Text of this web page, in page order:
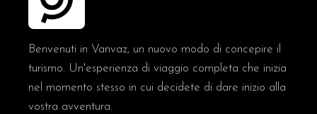
Benvenuti in Vanvaz, un nuovo modo di concepire il
turismo. Un'esperienza di viaggio completa che inizia
nel momento stesso in cui decidete di dare inizio alla
vostra avventura.